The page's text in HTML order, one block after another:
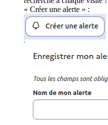
« Créer une alerte » :